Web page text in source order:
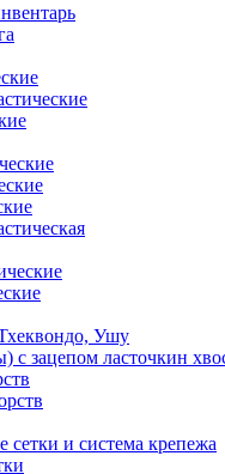
Ушу
с зацепом ласточкин
сетки и система крепежа